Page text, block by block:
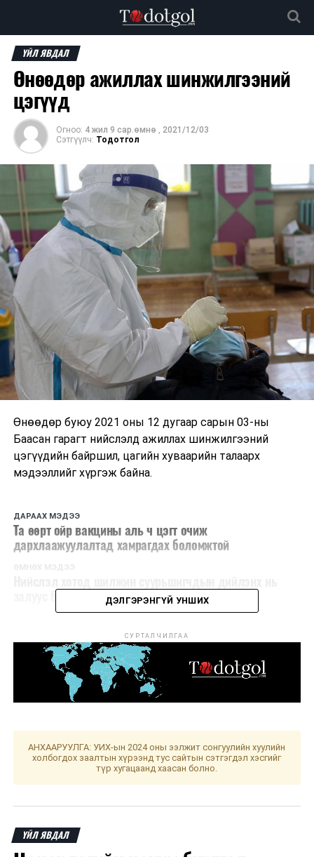
ҮЙЛ ЯВДАЛ
Өнөөдөр ажиллах шинжилгээний
цэгүүд
Огноо: 4 жил 9 сар.өмнө , 2021/12/03
Сэтгүүлч: Тодотгол
Өнөөдөр буюу 2021 оны 12 дугаар сарын 03-ны
Баасан гарагт нийслэлд ажиллах шинжилгээний
цэгүүдийн байршил, цагийн хуваарийн талаарх
мэдээллийг хүргэж байна.
ДАРААХ МЭДЭЭ
Та өөрт ойр вакцины аль ч цэгт очиж
дархлаажуулалтад хамрагдах боломжтой
ӨМНӨХ МЭДЭЭ
залуус байна гэв
ДЭЛГЭРЭНГҮЙ УНШИХ
СУРТАЛЧИЛГАА
АНХААРУУЛГА: УИХ-ын 2024 оны ээлжит сонгуулийн хуулийн
холбогдох заалтын хүрээнд тус сайтын сэтгэгдэл хэсгийг
түр хугацаанд хаасан болно.
ҮЙЛ ЯВДАЛ